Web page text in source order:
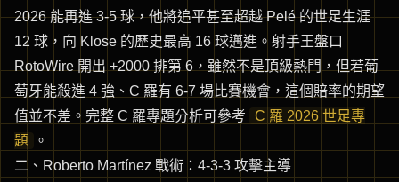
2026 能再進 3-5 球，他將追平甚至超越 Pelé 的世足生涯
12 球，向 Klose 的歷史最高 16 球邁進。射手王盤口
RotoWire 開出 +2000 排第 6，雖然不是頂級熱門，但若葡
萄牙能殺進 4 強、C 羅有 6-7 場比賽機會，這個賠率的期望
值並不差。完整 C 羅專題分析可參考
C 羅 2026 世足專
題
。
二、Roberto Martínez 戰術：4-3-3 攻擊主導